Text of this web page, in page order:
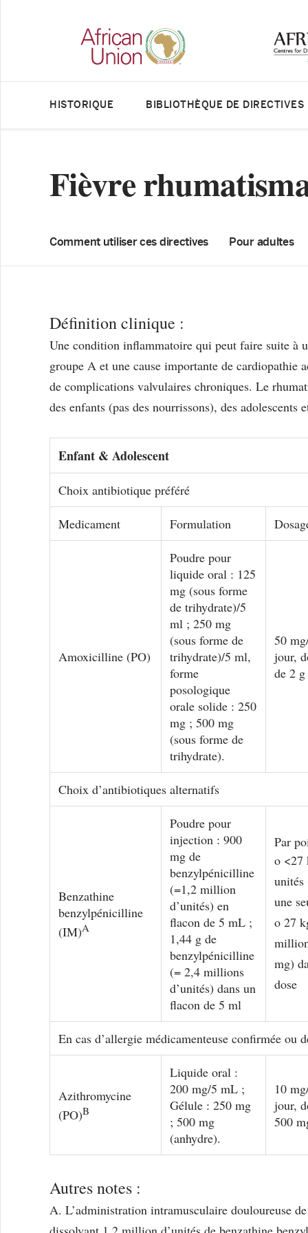
HISTORIQUE BIBLIOTHÈQUE DE DIRECTIVES
Fièvre
Comment utiliser ces directives Pour adultes
Définition clinique :
Une condition inflammatoire qui peut faire suite à
groupe A et une cause importante de cardiopathie
de complications valvulaires chroniques. Le
des enfants (pas des nourrissons), des adolescents
Enfant & Adolescent
Choix antibiotique préféré
Medicament Formulation
Amoxicilline (PO)
Poudre pour
liquide oral : 125
mg (sous forme
de trihydrate)/5
ml ; 250 mg
(sous forme de
trihydrate)/5 ml,
forme
posologique
orale solide : 250
mg ; 500 mg
(sous forme de
trihydrate).
50
jour,
de 2 g
Choix d’antibiotiques alternatifs
Benzathine
benzylpénicilline
(IM)A
Poudre pour
injection : 900
mg de
benzylpénicilline
(=1,2 million
d’unités) en
flacon de 5 mL ;
1,44 g de
benzylpénicilline
(= 2,4 millions
d’unités) dans un
flacon de 5 ml
Par
o <27
unités
une
o 27
mg)
dose
En cas d’allergie médicamenteuse confirmée ou
Azithromycine
(PO)B
Liquide oral :
200 mg/5 mL ;
Gélule : 250 mg
; 500 mg
(anhydre).
10
jour,
500
Autres notes :
A. L’administration intramusculaire douloureuse